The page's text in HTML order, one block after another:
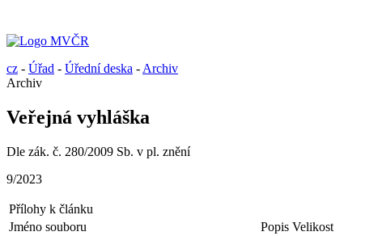
cz - Úřad - Úřední deska - Archiv
Archiv
Veřejná vyhláška
Dle zák. č. 280/2009 Sb. v pl. znění
9/2023
Přílohy k článku
Jméno souboru
Popis Velikost